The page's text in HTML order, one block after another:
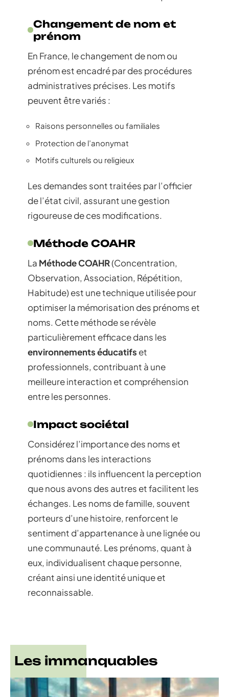
Changement de nom et
prénom
En France, le changement de nom ou
prénom est encadré par des procédures
administratives précises. Les motifs
peuvent être variés :
Raisons personnelles ou familiales
Protection de l’anonymat
Motifs culturels ou religieux
Les demandes sont traitées par l’officier
de l’état civil, assurant une gestion
rigoureuse de ces modifications.
Méthode COAHR
La Méthode COAHR(Concentration,
Observation, Association, Répétition,
Habitude) est une technique utilisée pour
optimiser la mémorisation des prénoms et
noms. Cette méthode se révèle
particulièrement efficace dans les
environnements éducatifs et
professionnels, contribuant à une
meilleure interaction et compréhension
entre les personnes.
Impact sociétal
Considérez l’importance des noms et
prénoms dans les interactions
quotidiennes : ils influencent la perception
que nous avons des autres et facilitent les
échanges. Les noms de famille, souvent
porteurs d’une histoire, renforcent le
sentiment d’appartenance à une lignée ou
une communauté. Les prénoms, quant à
eux, individualisent chaque personne,
créant ainsi une identité unique et
reconnaissable.
Les immanquables